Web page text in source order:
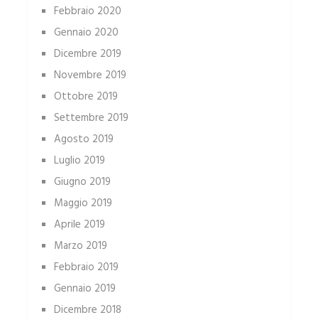
Febbraio 2020
Gennaio 2020
Dicembre 2019
Novembre 2019
Ottobre 2019
Settembre 2019
Agosto 2019
Luglio 2019
Giugno 2019
Maggio 2019
Aprile 2019
Marzo 2019
Febbraio 2019
Gennaio 2019
Dicembre 2018